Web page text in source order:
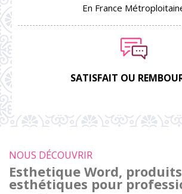
En France
SATISFAIT OU
NOUS DÉCOUVRIR
Esthetique Word, produits
esthétiques pour